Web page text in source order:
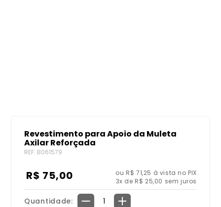
Revestimento para Apoio da Muleta
Axilar Reforçada
REF: B061579
R$ 75,00
ou R$ 71,25 à vista no PIX
3x de R$ 25,00 sem juros
Quantidade ＋
－
bolsa
órtese